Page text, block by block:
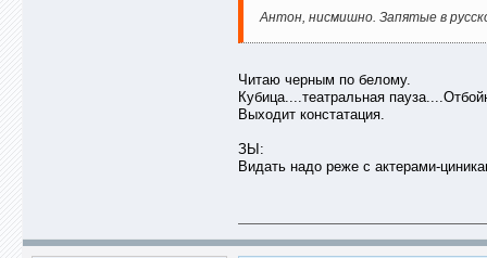
Антон, нисмишно. Запятые в
Читаю черным по белому.
Кубица....театральная
Выходит констатация.
ЗЫ:
Видать надо реже с актерами-